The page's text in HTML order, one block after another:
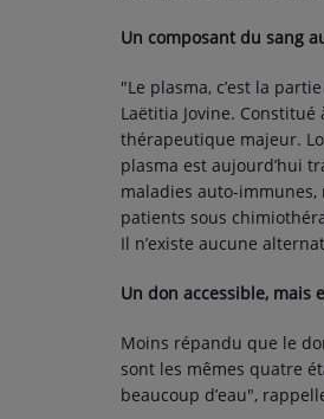
Un composant du sang
"Le plasma, c’est la
Laëtitia Jovine.
thérapeutique majeur.
plasma est aujourd’hui
maladies auto-
patients sous
Il n’existe aucune
Un don accessible, mais
Moins répandu que le
sont les mêmes quatre
beaucoup d’eau",